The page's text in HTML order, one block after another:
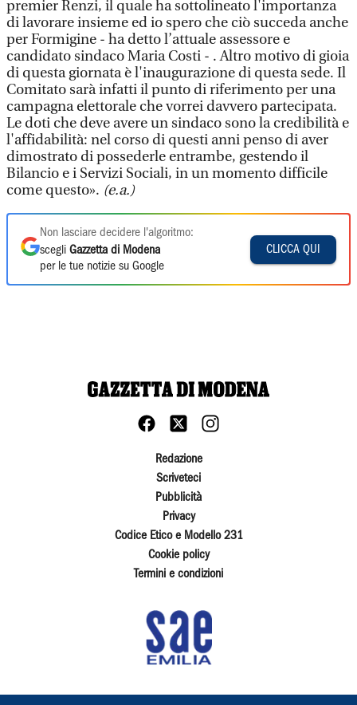
premier Renzi, il quale ha sottolineato l'importanza
di lavorare insieme ed io spero che ciò succeda anche
per Formigine - ha detto l’attuale assessore e
candidato sindaco Maria Costi - . Altro motivo di gioia
di questa giornata è l'inaugurazione di questa sede. Il
Comitato sarà infatti il punto di riferimento per una
campagna elettorale che vorrei davvero partecipata.
Le doti che deve avere un sindaco sono la credibilità e
l'affidabilità: nel corso di questi anni penso di aver
dimostrato di possederle entrambe, gestendo il
Bilancio e i Servizi Sociali, in un momento difficile
come questo». (e.a.)
Non lasciare decidere l'algoritmo:
scegli Gazzetta di Modena
per le tue notizie su Google
CLICCA QUI
Redazione
Scriveteci
Pubblicità
Privacy
Codice Etico e Modello 231
Cookie policy
Termini e condizioni